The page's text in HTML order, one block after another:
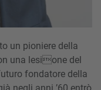
un pioniere della
una lesione del
fondatore della
negli anni ’60 entrò